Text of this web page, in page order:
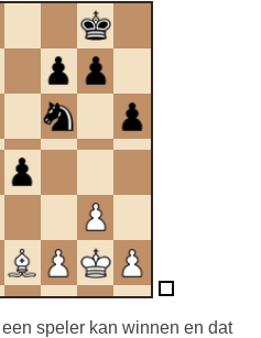
speler kan winnen en dat